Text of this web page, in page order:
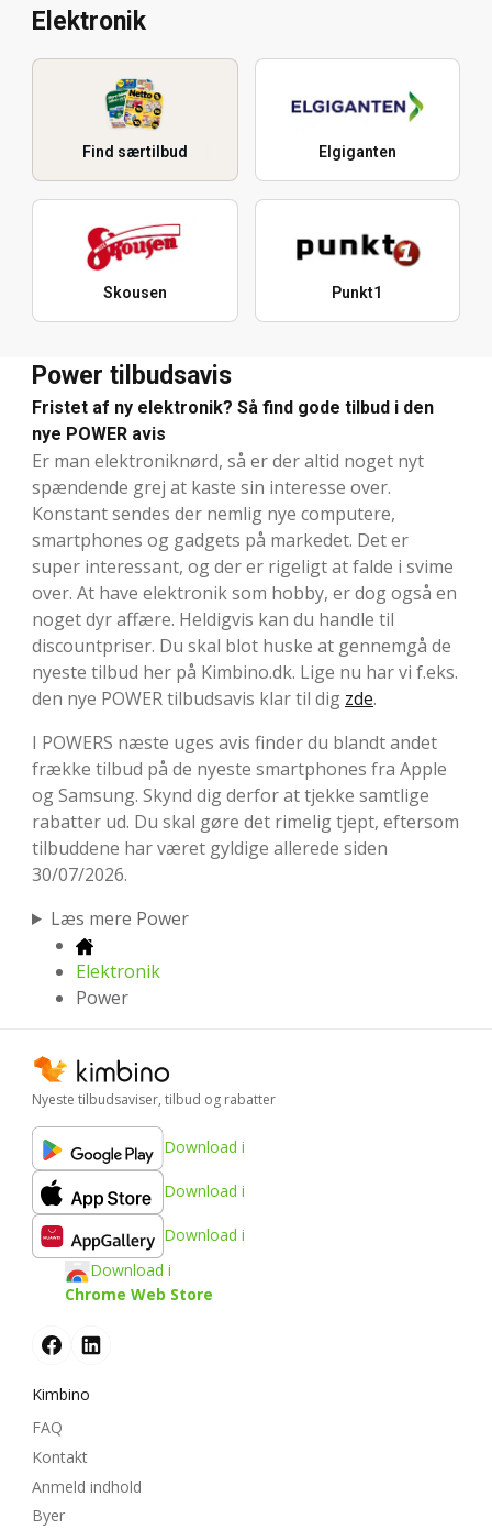
Elektronik
Find særtilbud Elgiganten
Skousen Punkt1
Power tilbudsavis
Fristet af ny elektronik? Så find gode tilbud i den
nye POWER avis
Er man elektroniknørd, så er der altid noget nyt
spændende grej at kaste sin interesse over.
Konstant sendes der nemlig nye computere,
smartphones og gadgets på markedet. Det er
super interessant, og der er rigeligt at falde i svime
over. At have elektronik som hobby, er dog også en
noget dyr affære. Heldigvis kan du handle til
discountpriser. Du skal blot huske at gennemgå de
nyeste tilbud her på Kimbino.dk. Lige nu har vi f.eks.
den nye POWER tilbudsavis klar til dig zde.
I POWERS næste uges avis finder du blandt andet
frække tilbud på de nyeste smartphones fra Apple
og Samsung. Skynd dig derfor at tjekke samtlige
rabatter ud. Du skal gøre det rimelig tjept, eftersom
tilbuddene har været gyldige allerede siden
30/07/2026.
Læs mere Power
Elektronik
Power
Nyeste tilbudsaviser, tilbud og rabatter
Download i
Download i
Download i
Download i
Chrome Web Store
Kimbino
FAQ
Kontakt
Anmeld indhold
Byer